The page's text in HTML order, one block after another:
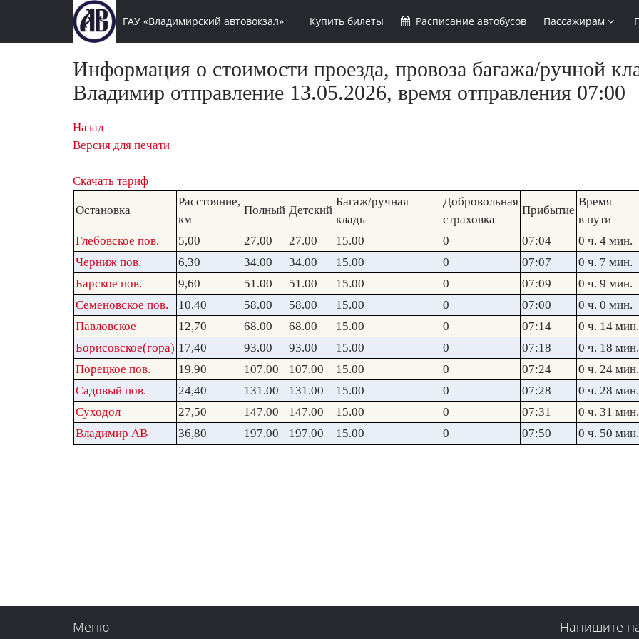
ГАУ «Владимирский автовокзал» Купить билеты Расписание автобусов Пассажирам
Информация о стоимости проезда, провоза багажа/ручной
Владимир отправление 13.05.2026, время отправления 07:00
Назад
Версия для печати
Скачать тариф
Остановка
Расстояние,
км
Полный Детский
Багаж/ручная
кладь
Добровольная
страховка
Прибытие
Время
в пути
Глебовское пов.
5,00 27.00 27.00 15.00 0 07:04
0 ч. 4 мин.
Черниж пов.
6,30 34.00 34.00 15.00 0 07:07
0 ч. 7 мин.
Барское пов.
9,60 51.00 51.00 15.00 0 07:09
0 ч. 9 мин.
Семеновское пов.
10,40 58.00 58.00 15.00 0 07:00
0 ч. 0 мин.
Павловское
12,70 68.00 68.00 15.00 0 07:14
0 ч. 14 мин.
Борисовское(гора) 17,40 93.00 93.00 15.00 0 07:18
0 ч. 18 мин.
Порецкое пов.
19,90 107.00 107.00 15.00 0 07:24
0 ч. 24 мин.
Садовый пов.
24,40 131.00 131.00 15.00 0 07:28
0 ч. 28 мин.
Суходол
27,50 147.00 147.00 15.00 0 07:31
0 ч. 31 мин.
Владимир АВ
36,80 197.00 197.00 15.00 0 07:50 0 ч. 50 мин.
Меню Напишите